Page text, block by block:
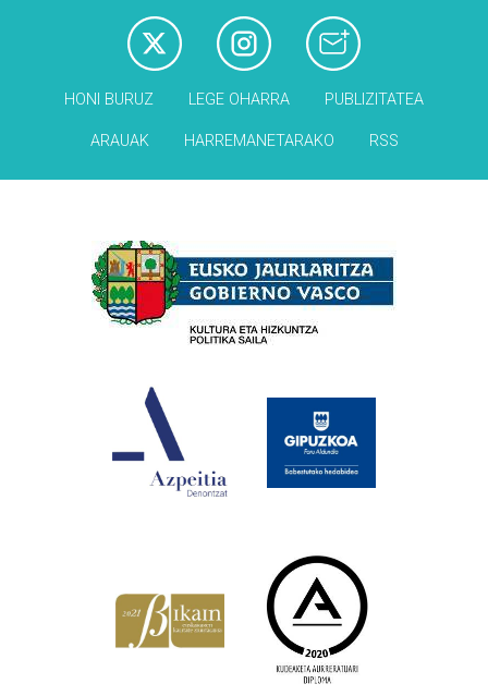
HONI BURUZ LEGE OHARRA PUBLIZITATEA
ARAUAK HARREMANETARAKO RSS